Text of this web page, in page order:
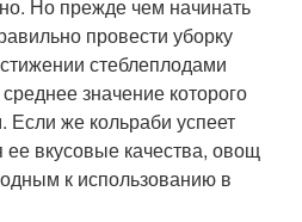
Но прежде чем начинать
провести уборку
стеблеплодами
значение которого
же кольраби успеет
вкусовые качества, овощ
к использованию в